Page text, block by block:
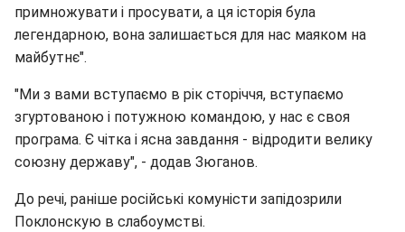
примножувати і просувати, а ця історія була
легендарною, вона залишається для нас маяком на
майбутнє".
"Ми з вами вступаємо в рік сторіччя, вступаємо
згуртованою і потужною командою, у нас є своя
програма. Є чітка і ясна завдання - відродити велику
союзну державу", - додав Зюганов.
До речі, раніше російські комуністи запідозрили
Поклонскую в слабоумстві.